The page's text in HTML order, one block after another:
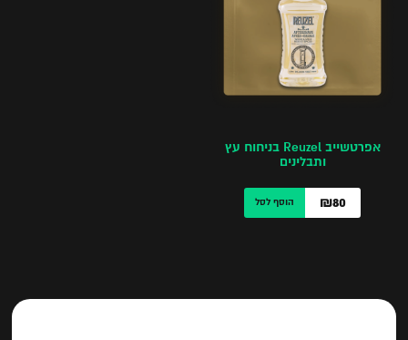
אפרטשייב Reuzel בניחוח עץ
ותבלינים
₪80 הוסף לסל